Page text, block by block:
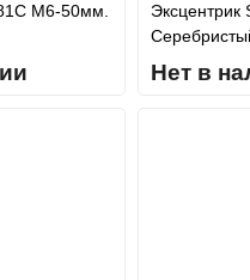
M6-50мм.
Эксцентрик
Нет в